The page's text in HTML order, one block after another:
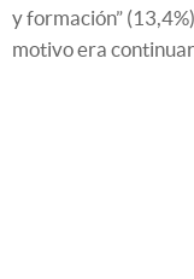
y formación”
motivo era